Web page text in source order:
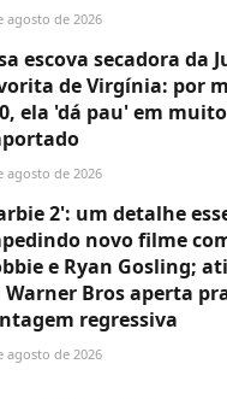
agosto de 2026
escova secadora da
de Virgínia: por
ela 'dá pau' em
agosto de 2026
2': um detalhe
novo filme
e Ryan Gosling;
Warner Bros aperta
regressiva
agosto de 2026